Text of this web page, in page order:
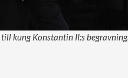
kung Konstantin II:s